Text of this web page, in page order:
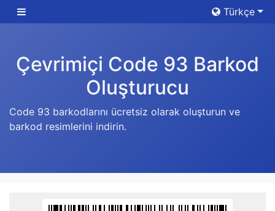
Türkçe
Çevrimiçi Code 93 Barkod
Oluşturucu
Code 93 barkodlarını ücretsiz olarak oluşturun ve
barkod resimlerini indirin.